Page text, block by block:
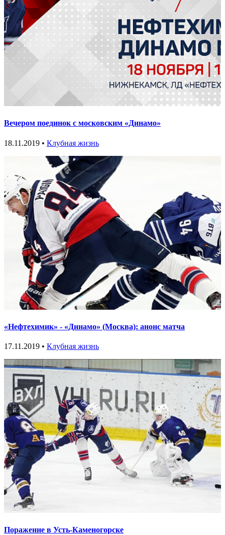
Вечером поединок с московским «Динамо»
18.11.2019 • Клубная жизнь
«Нефтехимик» - «Динамо» (Москва): анонс матча
17.11.2019 • Клубная жизнь
Поражение в Усть-Каменогорске